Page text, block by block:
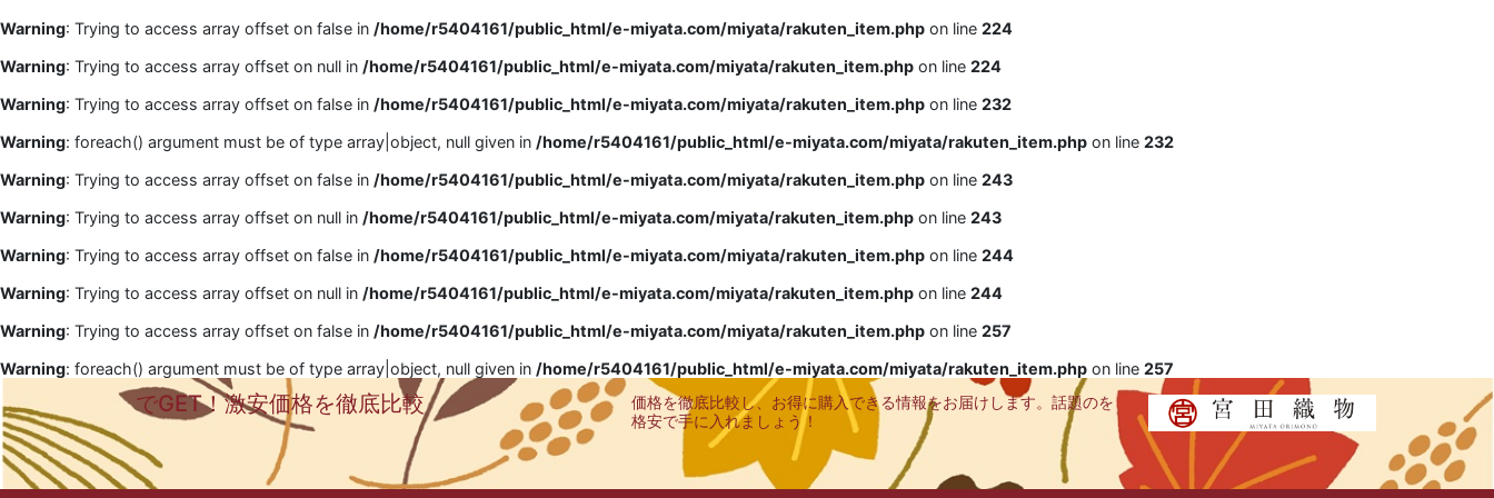
Warning: Trying to access array offset on false in /home/r5404161/public_html/e-miyata.com/miyata/rakuten_item.php on line 224
Warning: Trying to access array offset on null in /home/r5404161/public_html/e-miyata.com/miyata/rakuten_item.php on line 224
Warning: Trying to access array offset on false in /home/r5404161/public_html/e-miyata.com/miyata/rakuten_item.php on line 232
Warning: foreach() argument must be of type array|object, null given in /home/r5404161/public_html/e-miyata.com/miyata/rakuten_item.php on line 232
Warning: Trying to access array offset on false in /home/r5404161/public_html/e-miyata.com/miyata/rakuten_item.php on line 243
Warning: Trying to access array offset on null in /home/r5404161/public_html/e-miyata.com/miyata/rakuten_item.php on line 243
Warning: Trying to access array offset on false in /home/r5404161/public_html/e-miyata.com/miyata/rakuten_item.php on line 244
Warning: Trying to access array offset on null in /home/r5404161/public_html/e-miyata.com/miyata/rakuten_item.php on line 244
Warning: Trying to access array offset on false in /home/r5404161/public_html/e-miyata.com/miyata/rakuten_item.php on line 257
Warning: foreach() argument must be of type array|object, null given in /home/r5404161/public_html/e-miyata.com/miyata/rakuten_item.php on line 257
でGET！激安価格を徹底比較
価格を徹底比較し、お得に購入できる情報をお届けします。話題のを
格安で手に入れましょう！